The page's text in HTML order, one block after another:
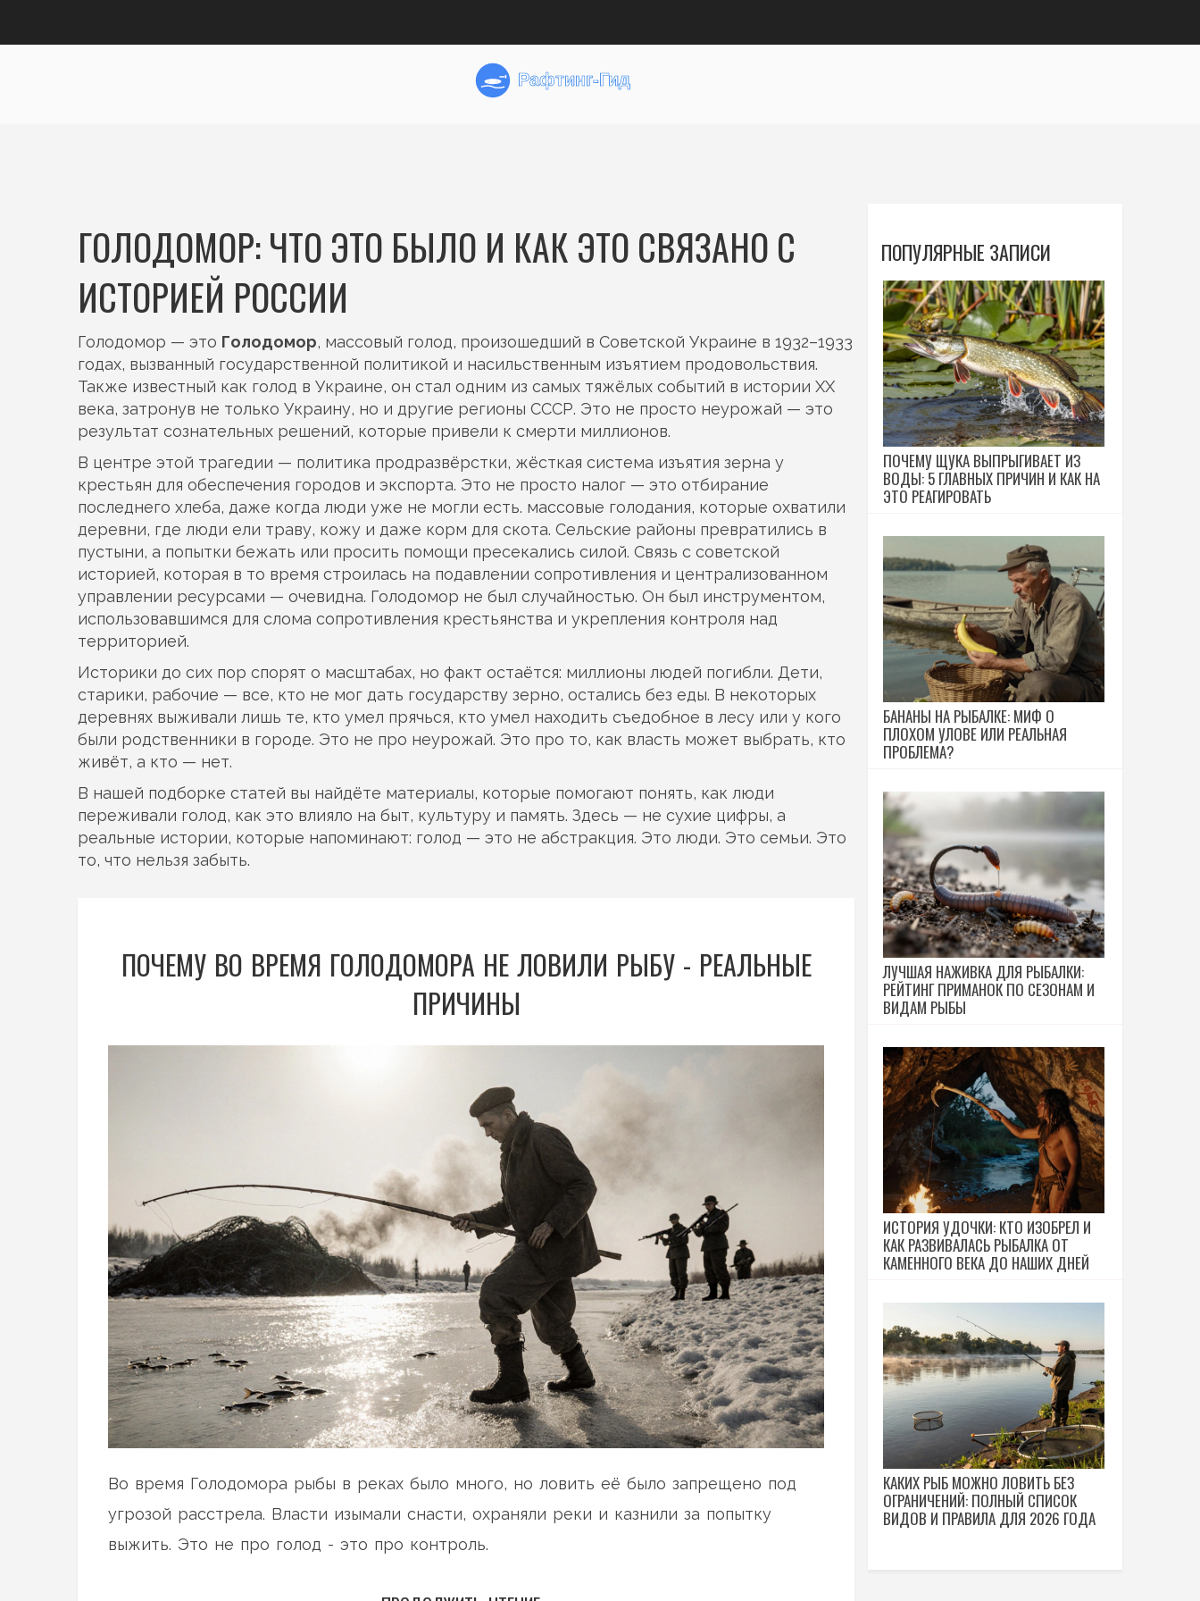
ГОЛОДОМОР: ЧТО ЭТО БЫЛО И КАК ЭТО СВЯЗАНО С
ИСТОРИЕЙ РОССИИ
Голодомор — это Голодомор, массовый голод, произошедший в Советской Украине в 1932–1933
годах, вызванный государственной политикой и насильственным изъятием продовольствия.
Также известный как голод в Украине, он стал одним из самых тяжёлых событий в истории XX
века, затронув не только Украину, но и другие регионы СССР. Это не просто неурожай — это
результат сознательных решений, которые привели к смерти миллионов.
В центре этой трагедии — политика продразвёрстки, жёсткая система изъятия зерна у
крестьян для обеспечения городов и экспорта. Это не просто налог — это отбирание
последнего хлеба, даже когда люди уже не могли есть. массовые голодания, которые охватили
деревни, где люди ели траву, кожу и даже корм для скота. Сельские районы превратились в
пустыни, а попытки бежать или просить помощи пресекались силой. Связь с советской
историей, которая в то время строилась на подавлении сопротивления и централизованном
управлении ресурсами — очевидна. Голодомор не был случайностью. Он был инструментом,
использовавшимся для слома сопротивления крестьянства и укрепления контроля над
территорией.
Историки до сих пор спорят о масштабах, но факт остаётся: миллионы людей погибли. Дети,
старики, рабочие — все, кто не мог дать государству зерно, остались без еды. В некоторых
деревнях выживали лишь те, кто умел прячься, кто умел находить съедобное в лесу или у кого
были родственники в городе. Это не про неурожай. Это про то, как власть может выбрать, кто
живёт, а кто — нет.
В нашей подборке статей вы найдёте материалы, которые помогают понять, как люди
переживали голод, как это влияло на быт, культуру и память. Здесь — не сухие цифры, а
реальные истории, которые напоминают: голод — это не абстракция. Это люди. Это семьи. Это
то, что нельзя забыть.
ПОЧЕМУ ВО ВРЕМЯ ГОЛОДОМОРА НЕ ЛОВИЛИ РЫБУ - РЕАЛЬНЫЕ
ПРИЧИНЫ
Во время Голодомора рыбы в реках было много, но ловить её было запрещено под
угрозой расстрела. Власти изымали снасти, охраняли реки и казнили за попытку
выжить. Это не про голод - это про контроль.
ПОПУЛЯРНЫЕ ЗАПИСИ
ПОЧЕМУ ЩУКА ВЫПРЫГИВАЕТ ИЗ
ВОДЫ: 5 ГЛАВНЫХ ПРИЧИН И КАК НА
ЭТО РЕАГИРОВАТЬ
БАНАНЫ НА РЫБАЛКЕ: МИФ О
ПЛОХОМ УЛОВЕ ИЛИ РЕАЛЬНАЯ
ПРОБЛЕМА?
ЛУЧШАЯ НАЖИВКА ДЛЯ РЫБАЛКИ:
РЕЙТИНГ ПРИМАНОК ПО СЕЗОНАМ И
ВИДАМ РЫБЫ
ИСТОРИЯ УДОЧКИ: КТО ИЗОБРЕЛ И
КАК РАЗВИВАЛАСЬ РЫБАЛКА ОТ
КАМЕННОГО ВЕКА ДО НАШИХ ДНЕЙ
КАКИХ РЫБ МОЖНО ЛОВИТЬ БЕЗ
ОГРАНИЧЕНИЙ: ПОЛНЫЙ СПИСОК
ВИДОВ И ПРАВИЛА ДЛЯ 2026 ГОДА